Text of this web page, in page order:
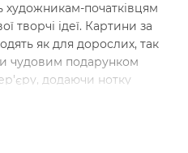
художникам-початківцям
творчі ідеї. Картини за
як для дорослих, так
чудовим подарунком
додаючи нотку
Створіть свій
"Колібрі" та відчуйте